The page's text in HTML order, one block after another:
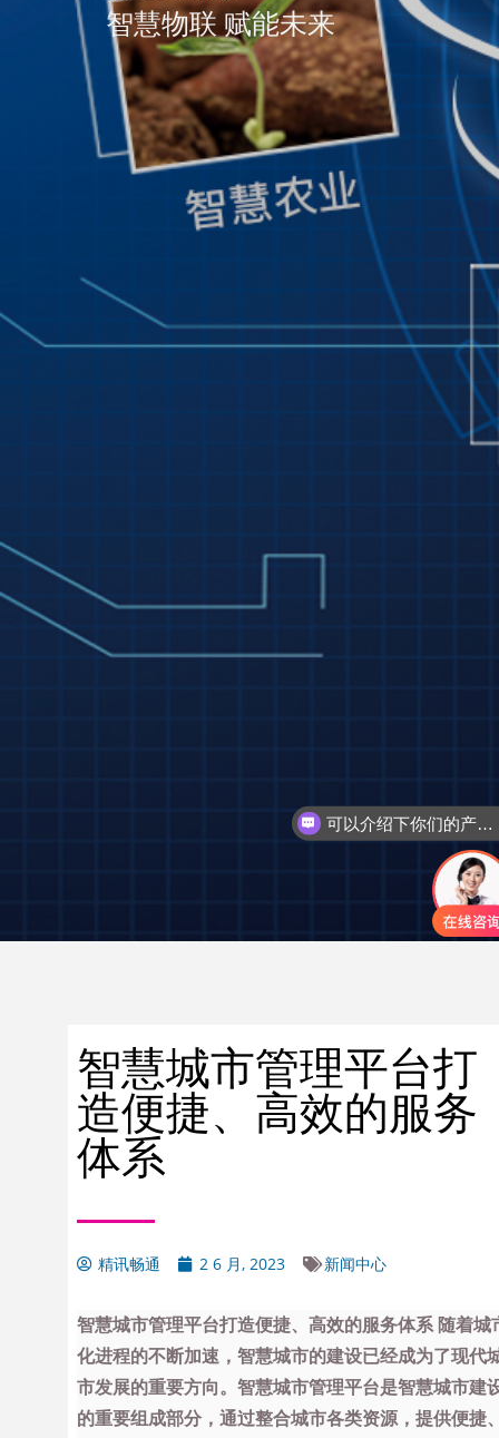
智慧物联 赋能未来
智慧城市管理平台打
造便捷、高效的服务
体系
精讯畅通 2 6 月, 2023 新闻中心
智慧城市管理平台打造便捷、高效的服务体系 随着城
化进程的不断加速，智慧城市的建设已经成为了现代
市发展的重要方向。智慧城市管理平台是智慧城市建
的重要组成部分，通过整合城市各类资源，提供便捷
可以介绍下你们的产品么